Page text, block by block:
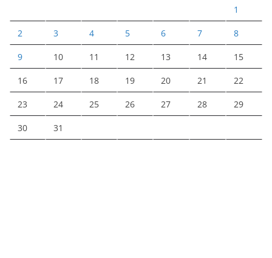
1
2 3 4 5 6 7 8
9 10 11 12 13 14 15
16 17 18 19 20 21 22
23 24 25 26 27 28 29
30 31